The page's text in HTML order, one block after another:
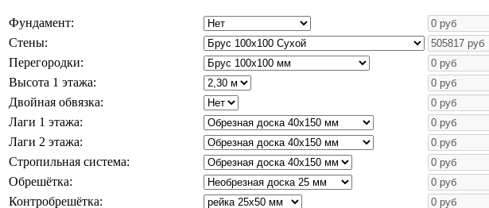
Фундамент:
Стены:
Перегородки:
Высота 1 этажа:
Двойная обвязка:
Лаги 1 этажа:
Лаги 2 этажа:
Стропильная система:
Обрешётка:
Контробрешётка: